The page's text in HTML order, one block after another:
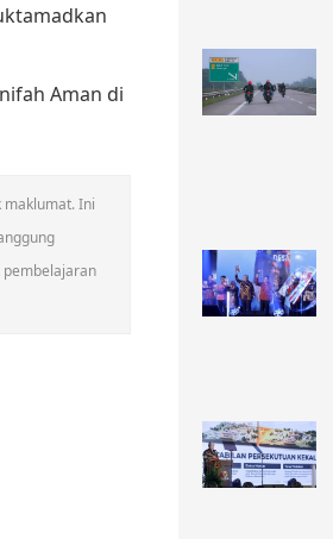
Aman di
maklumat. Ini
pembelajaran